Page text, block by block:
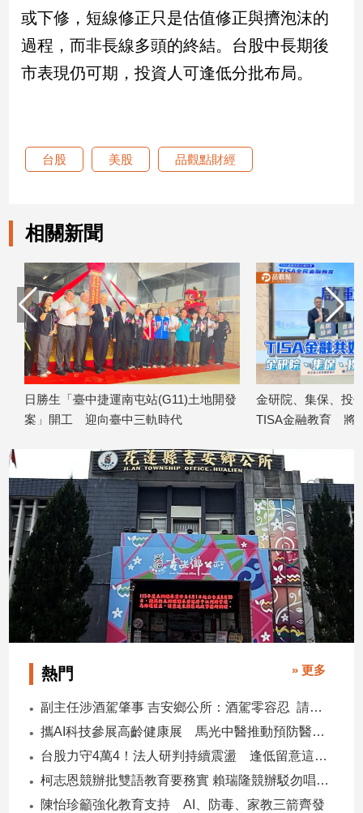
或下修，短線修正只是估值修正與擠泡沫的
過程，而非長線多頭的終結。台股中長期後
市表現仍可期，投資人可逢低分批布局。
台股 美股 品觀點財經
相關新聞
日勝生「臺中捷運南屯站(G11)土地開發
案」開工 迎向臺中三軌時代
金研院、集保、投信
TISA金融教育 將辦
熱門 » 更多
副主任涉酒駕肇事 吉安鄉公所：酒駕零容忍 請辭獲准
攜AI科技參展高齡健康展 馬光中醫推動預防醫學迎接長壽新經濟
台股力守4萬4！法人研判持續震盪 逢低留意這些族群
柯志恩競辦批雙語教育要務實 賴瑞隆競辦駁勿唱衰高雄
陳怡珍籲強化教育支持 AI、防毒、家教三箭齊發